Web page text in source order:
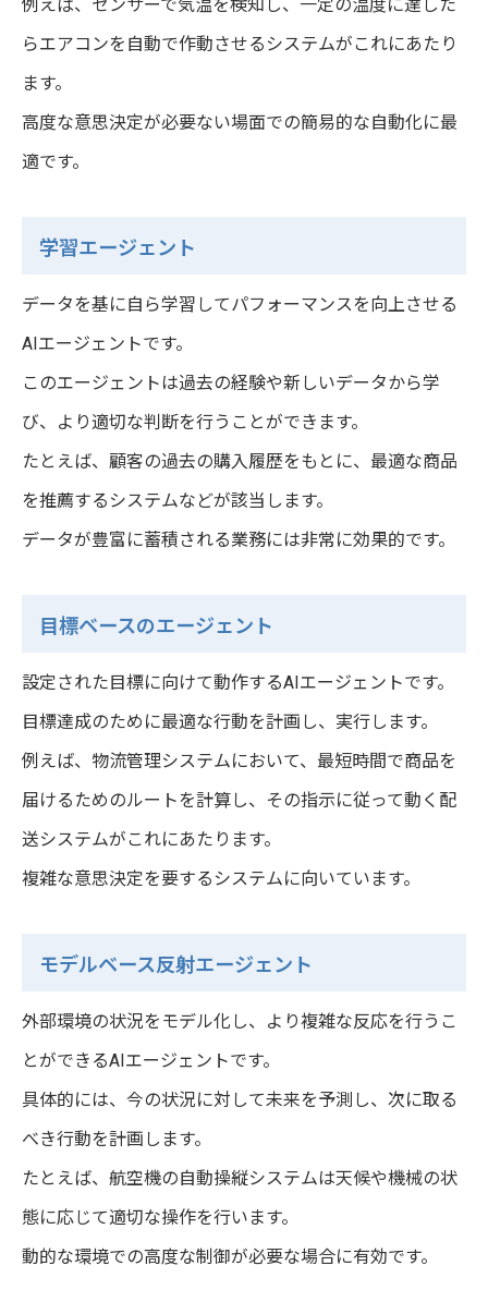
例えば、センサーで気温を検知し、一定の温度に達した
らエアコンを自動で作動させるシステムがこれにあたり
ます。
高度な意思決定が必要ない場面での簡易的な自動化に最
適です。
学習エージェント
データを基に自ら学習してパフォーマンスを向上させる
AIエージェントです。
このエージェントは過去の経験や新しいデータから学
び、より適切な判断を行うことができます。
たとえば、顧客の過去の購入履歴をもとに、最適な商品
を推薦するシステムなどが該当します。
データが豊富に蓄積される業務には非常に効果的です。
目標ベースのエージェント
設定された目標に向けて動作するAIエージェントです。
目標達成のために最適な行動を計画し、実行します。
例えば、物流管理システムにおいて、最短時間で商品を
届けるためのルートを計算し、その指示に従って動く配
送システムがこれにあたります。
複雑な意思決定を要するシステムに向いています。
モデルベース反射エージェント
外部環境の状況をモデル化し、より複雑な反応を行うこ
とができるAIエージェントです。
具体的には、今の状況に対して未来を予測し、次に取る
べき行動を計画します。
たとえば、航空機の自動操縦システムは天候や機械の状
態に応じて適切な操作を行います。
動的な環境での高度な制御が必要な場合に有効です。